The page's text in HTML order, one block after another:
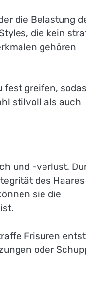
die Belastung
die kein
gehören
fest greifen,
stilvoll als auch
und -verlust.
des
sie die
Frisuren
oder